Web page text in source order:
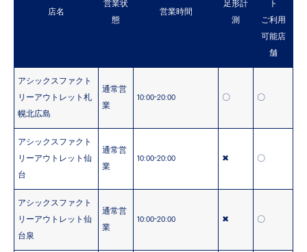
店名
営業状
態
営業時間
足形計
測
ト
ご利用
可能店
舗
アシックスファクト
リーアウトレット札
幌北広島
通常営
業
10:00-20:00 〇 〇
アシックスファクト
リーアウトレット仙
台
通常営
業
10:00-20:00 ✖ 〇
アシックスファクト
リーアウトレット仙
台泉
通常営
業
10:00-20:00 ✖ 〇